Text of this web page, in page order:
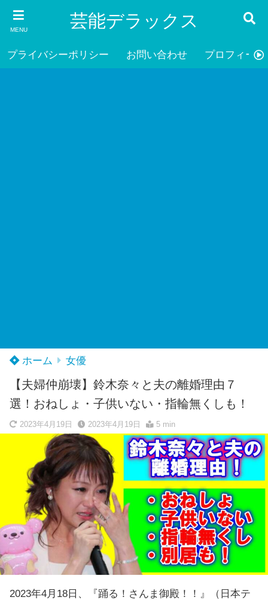
MENU 芸能デラックス
プライバシーポリシー お問い合わせ プロフィール
ホーム 女優
【夫婦仲崩壊】鈴木奈々と夫の離婚理由７
選！おねしょ・子供いない・指輪無くしも！
2023年4月19日 2023年4月19日 5 min
2023年4月18日、『踊る！さんま御殿！！』（日本テ